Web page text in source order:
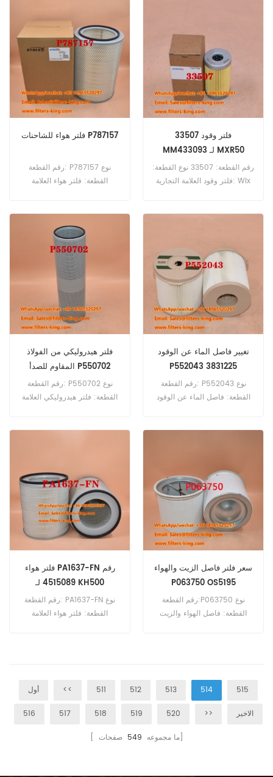
NLC-E10، SK 180 LC-10، SK
200-8، SK 200 VIII، SK 210-
9 LC، SK 210 LC-8.
120E23، Eurocargo 130E23،
Eurocargo 150E23،
Eurocargo 150E27،
Eurocargo 170E23،
Eurocargo 170E23K،
Eurocargo 170E27.
فلتر هواء للشاحنات P787157
رقم القطعة: P787157 نوع
القطعة: فلتر هواء العلامة
فلتر وقود 33507
MM433093 لـ MXR50
رقم القطعة: 33507 نوع القطعة:
فلتر وقود العلامة التجارية: Wix
MXR50.
فلتر هيدروليكي من الفولاذ
المقاوم للصدأ P550702
رقم القطعة: P550702 نوع
القطعة: فلتر هيدروليكي العلامة
تغيير فاصل الماء عن الوقود
P552043 3831225
رقم القطعة: P552043 نوع
القطعة: فاصل الماء عن الوقود
فلتر هواء PA1637-FN رقم
4515089 لـ KH500
رقم القطعة: PA1637-FN نوع
القطعة: فلتر هواء العلامة
KH700-2.
سعر فلتر فاصل الزيت والهواء
P063750 OS5195
رقم القطعة:P063750 نوع
القطعة: فاصل الهواء والزيت
أول << 511 512 513 514 515
516 517 518 519 520 >> الاخير
[ ما مجموعه 549 صفحات]